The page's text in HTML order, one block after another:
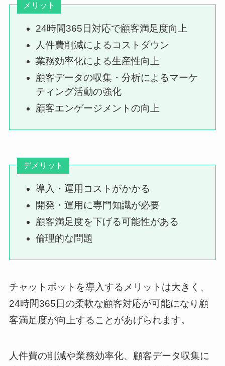
メリット
24時間365日対応で顧客満足度向上
人件費削減によるコストダウン
業務効率化による生産性向上
顧客データの収集・分析によるマーケ
ティング活動の強化
顧客エンゲージメントの向上
デメリット
導入・運用コストがかかる
開発・運用に専門知識が必要
顧客満足度を下げる可能性がある
倫理的な問題
チャットボットを導入するメリットは大きく、
24時間365日の柔軟な顧客対応が可能になり顧
客満足度が向上することがあげられます。
人件費の削減や業務効率化、顧客データ収集に